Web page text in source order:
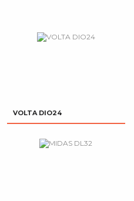
VOLTA DIO24